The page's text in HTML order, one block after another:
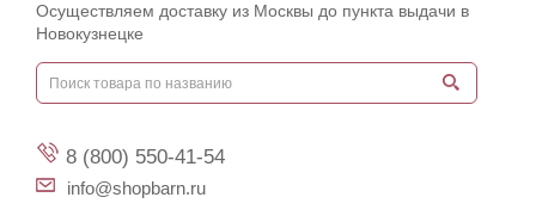
Осуществляем доставку из Москвы до пункта выдачи в
Новокузнецке
8 (800) 550-41-54
info@shopbarn.ru